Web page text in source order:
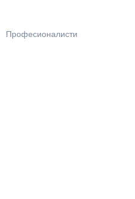
Професионалисти